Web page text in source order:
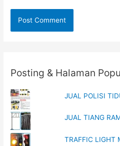
Posting & Halaman
JUAL POLISI
JUAL TIANG
TRAFFIC LIGHT